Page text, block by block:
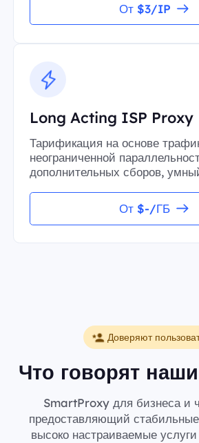
От $3/IP
Long Acting ISP Proxy
Тарификация на основе
неограниченной
дополнительных сборов,
От $-/ГБ
Доверяют
Что говорят
SmartProxy для бизнеса и
предоставляющий
высоко настраиваемые